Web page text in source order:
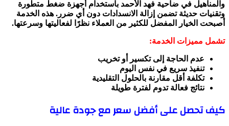
والمناهيل في ضاحية فهد الأحمد باستخدام أجهزة ضغط متطورة
وتقنيات حديثة تضمن إزالة الانسدادات دون أي ضرر. هذه الخدمة
أصبحت الخيار المفضل للكثير من العملاء نظرًا لفعاليتها وسرعتها.
تشمل مميزات الخدمة:
عدم الحاجة إلى تكسير أو تخريب
تنفيذ سريع في نفس اليوم
تكلفة أقل مقارنة بالحلول التقليدية
نتائج فعالة تدوم لفترة طويلة
كيف تحصل على أفضل سعر مع جودة عالية